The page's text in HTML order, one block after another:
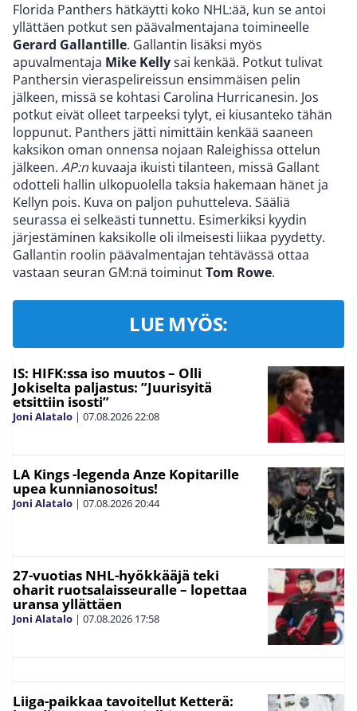
Florida Panthers hätkäytti koko NHL:ää, kun se antoi
yllättäen potkut sen päävalmentajana toimineelle
Gerard Gallantille. Gallantin lisäksi myös
apuvalmentaja Mike Kellysai kenkää. Potkut tulivat
Panthersin vieraspelireissun ensimmäisen pelin
jälkeen, missä se kohtasi Carolina Hurricanesin. Jos
potkut eivät olleet tarpeeksi tylyt, ei kiusanteko tähän
loppunut. Panthers jätti nimittäin kenkää saaneen
kaksikon oman onnensa nojaan Raleighissa ottelun
jälkeen. AP:n kuvaaja ikuisti tilanteen, missä Gallant
odotteli hallin ulkopuolella taksia hakemaan hänet ja
Kellyn pois. Kuva on paljon puhutteleva. Sääliä
seurassa ei selkeästi tunnettu. Esimerkiksi kyydin
järjestäminen kaksikolle oli ilmeisesti liikaa pyydetty.
Gallantin roolin päävalmentajan tehtävässä ottaa
vastaan seuran GM:nä toiminutTom Rowe.
LUE MYÖS:
IS: HIFK:ssa iso muutos – Olli
Jokiselta paljastus: ”Juurisyitä
etsittiin isosti”
Joni Alatalo | 07.08.202622:08
LA Kings -legenda Anze Kopitarille
upea kunnianosoitus!
Joni Alatalo | 07.08.202620:44
27-vuotias NHL-hyökkääjä teki
oharit ruotsalaisseuralle – lopettaa
uransa yllättäen
Joni Alatalo | 07.08.2026 17:58
Liiga-paikkaa tavoitellut Ketterä: